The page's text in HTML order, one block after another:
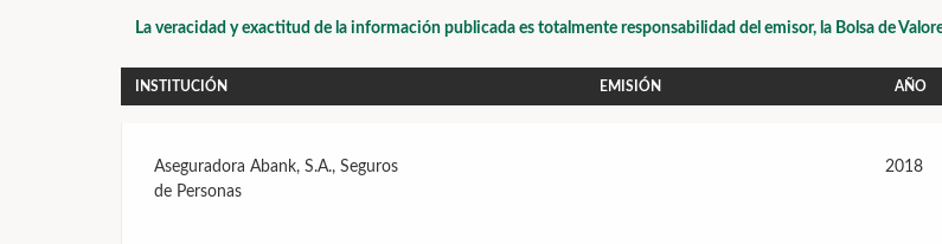
La veracidad y exactitud de la información publicada es totalmente responsabilidad del emisor, la Bolsa de
INSTITUCIÓN EMISIÓN AÑO
Aseguradora Abank, S.A., Seguros
de Personas
2018